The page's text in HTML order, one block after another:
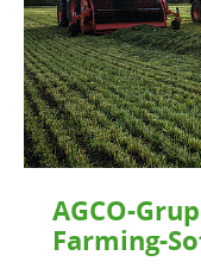
AGCO-
Farming-